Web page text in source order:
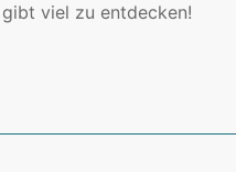
gibt viel zu entdecken!